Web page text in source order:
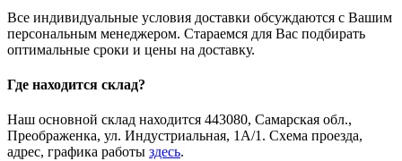
Все индивидуальные условия доставки обсуждаются с Вашим
персональным менеджером. Стараемся для Вас подбирать
оптимальные сроки и цены на доставку.
Где находится склад?
Наш основной склад находится 443080, Самарская обл.,
Преображенка, ул. Индустриальная, 1А/1. Схема проезда,
адрес, графика работы здесь.